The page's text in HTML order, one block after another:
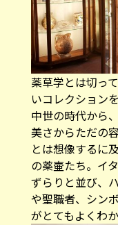
薬草学とは切っ
いコレクション
中世の時代から
美さからただの
とは想像するに
の薬壷たち。イ
ずらりと並び、
や聖職者、シン
がとてもよくわ